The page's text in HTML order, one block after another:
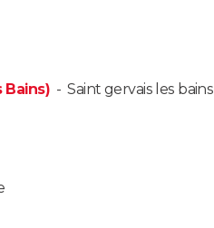
Bains) -Saint gervais les bains